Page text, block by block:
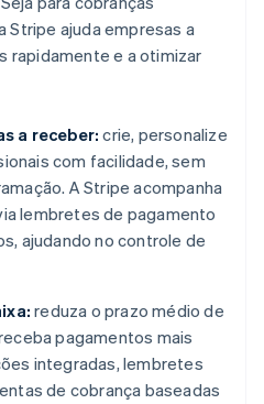
Stripe ajuda empresas a
rapidamente e a otimizar
a receber: crie, personalize
com facilidade, sem
A Stripe acompanha
lembretes de pagamento
ajudando no controle de
reduza o prazo médio de
pagamentos mais
integradas, lembretes
de cobrança baseadas